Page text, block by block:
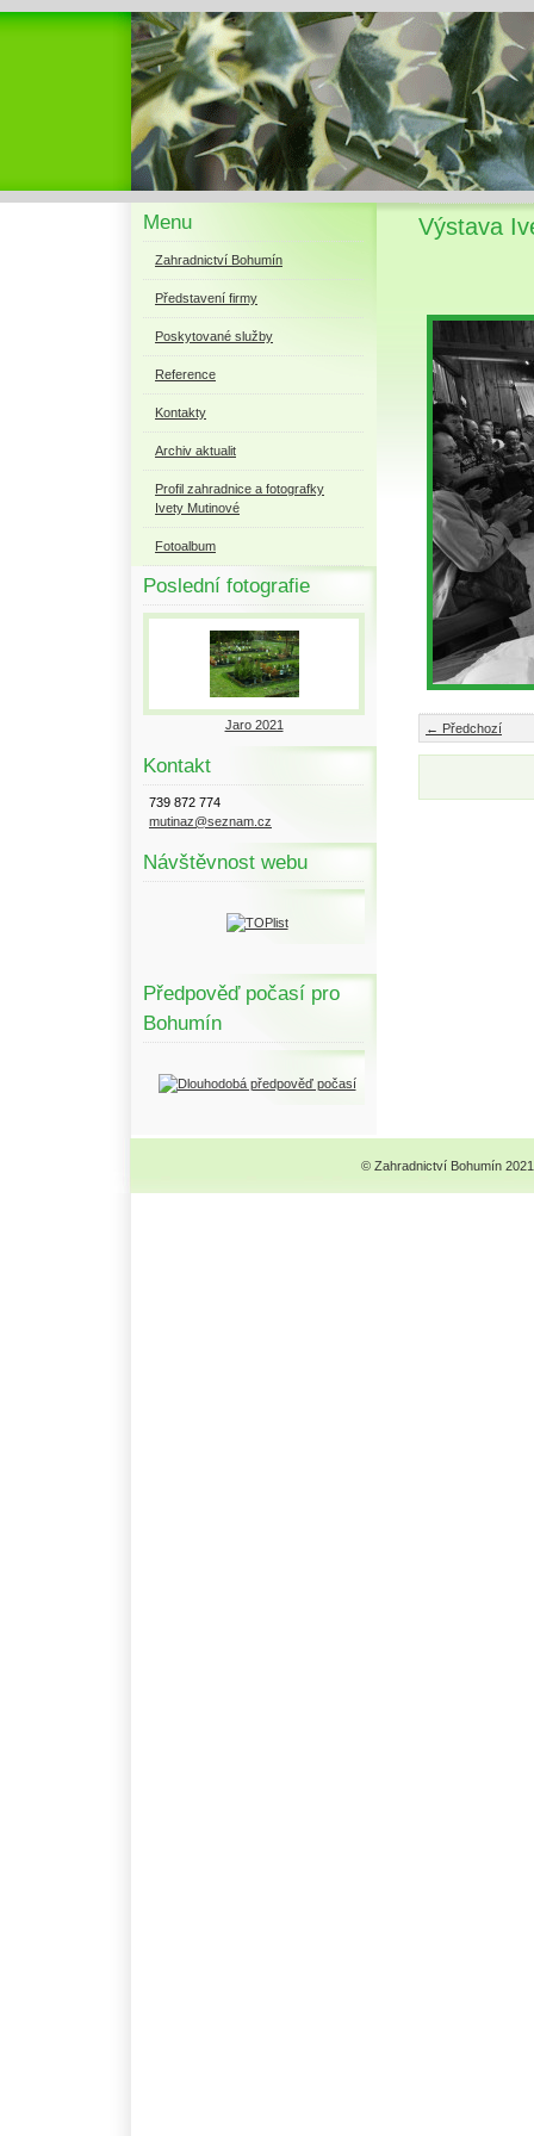
Menu
Zahradnictví Bohumín
Představení firmy
Poskytované služby
Reference
Kontakty
Archiv aktualit
Profil zahradnice a fotografky
Ivety Mutinové
Fotoalbum
Poslední fotografie
Jaro 2021
Kontakt
739 872 774
mutinaz@seznam.cz
Návštěvnost webu
Předpověď počasí pro
Bohumín
Výstava
← Předchozí
© Zahradnictví Bohumín